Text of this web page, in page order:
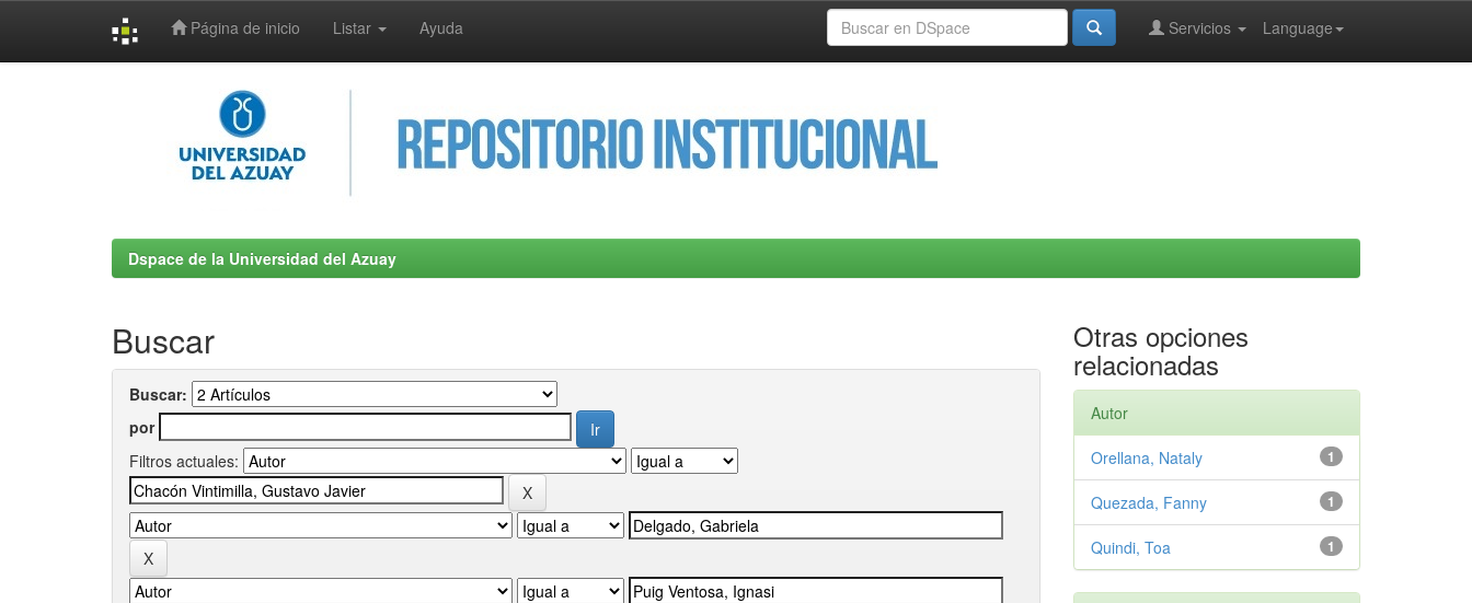
Página de inicio Listar Ayuda Language
Servicios
Dspace de la Universidad del Azuay
Buscar
Buscar:
por
Filtros actuales:
Otras opciones
relacionadas
Autor
1
Orellana, Nataly
1
Quezada, Fanny
1
Quindi, Toa